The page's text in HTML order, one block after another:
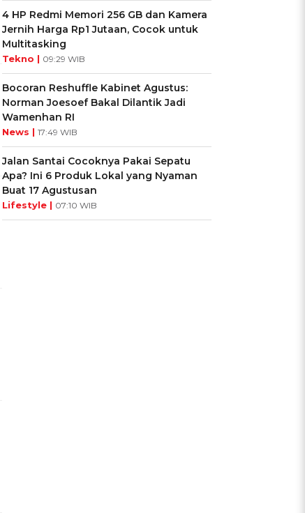
4 HP Redmi Memori 256 GB dan Kamera
Jernih Harga Rp1 Jutaan, Cocok untuk
Multitasking
Tekno | 09:29 WIB
Bocoran Reshuffle Kabinet Agustus:
Norman Joesoef Bakal Dilantik Jadi
Wamenhan RI
News | 17:49 WIB
Jalan Santai Cocoknya Pakai Sepatu
Apa? Ini 6 Produk Lokal yang Nyaman
Buat 17 Agustusan
Lifestyle | 07:10 WIB